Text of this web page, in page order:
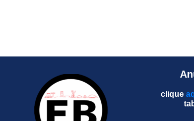
clique